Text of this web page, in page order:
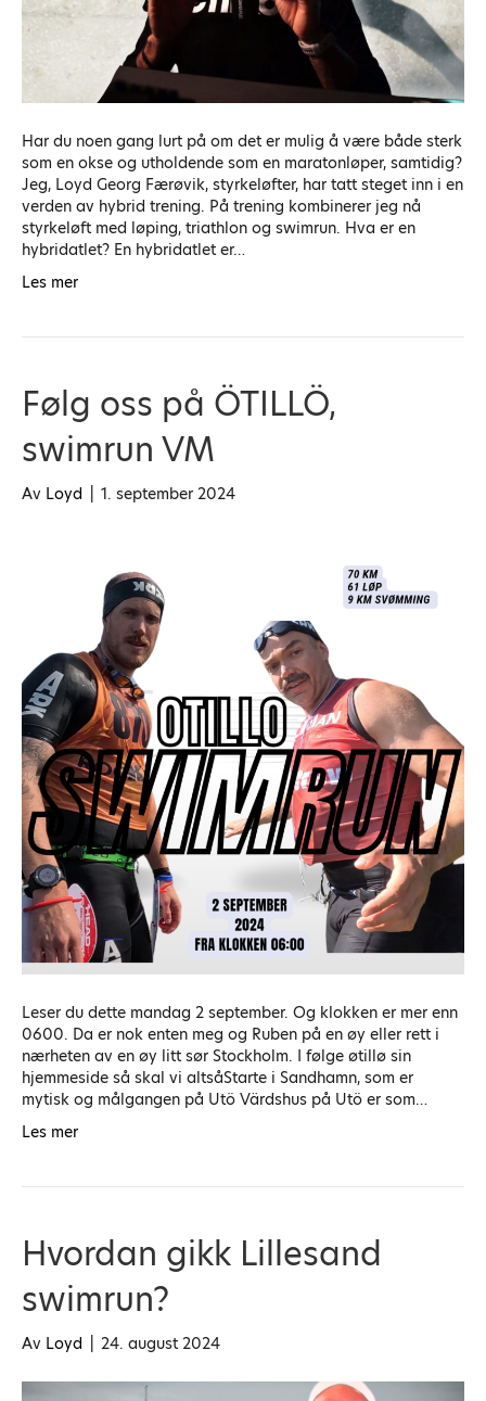
Har du noen gang lurt på om det er mulig å være både sterk
som en okse og utholdende som en maratonløper, samtidig?
Jeg, Loyd Georg Færøvik, styrkeløfter, har tatt steget inn i en
verden av hybrid trening. På trening kombinerer jeg nå
styrkeløft med løping, triathlon og swimrun. Hva er en
hybridatlet? En hybridatlet er…
Les mer
Følg oss på ÖTILLÖ,
swimrun VM
Av Loyd 1. september 2024
Leser du dette mandag 2 september. Og klokken er mer enn
0600. Da er nok enten meg og Ruben på en øy eller rett i
nærheten av en øy litt sør Stockholm. I følge øtillø sin
hjemmeside så skal vi altsåStarte i Sandhamn, som er
mytisk og målgangen på Utö Värdshus på Utö er som…
Les mer
Hvordan gikk Lillesand
swimrun?
Av Loyd 24. august 2024